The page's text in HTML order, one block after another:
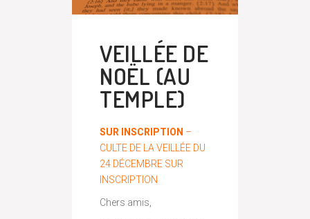
VEILLÉE DE
NOËL (AU
TEMPLE)
SUR INSCRIPTION –
CULTE DE LA VEILLÉE DU
24 DÉCEMBRE SUR
INSCRIPTION
Chers amis,